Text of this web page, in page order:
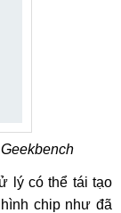
lý có thể tái tạo
chip như đã